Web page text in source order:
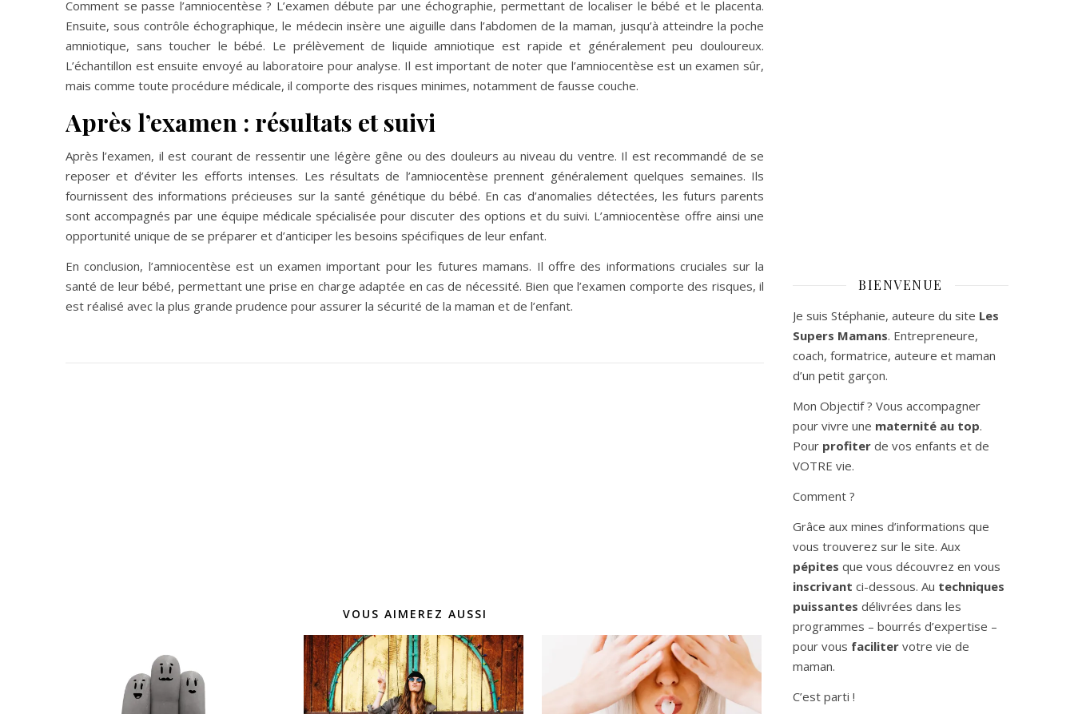
Comment se passe l’amniocentèse ? L’examen débute par une échographie, permettant de localiser le bébé et le placenta.
Ensuite, sous contrôle échographique, le médecin insère une aiguille dans l’abdomen de la maman, jusqu’à atteindre la poche
amniotique, sans toucher le bébé. Le prélèvement de liquide amniotique est rapide et généralement peu douloureux.
L’échantillon est ensuite envoyé au laboratoire pour analyse. Il est important de noter que l’amniocentèse est un examen sûr,
mais comme toute procédure médicale, il comporte des risques minimes, notamment de fausse couche.
Après l’examen : résultats et suivi
Après l’examen, il est courant de ressentir une légère gêne ou des douleurs au niveau du ventre. Il est recommandé de se
reposer et d’éviter les efforts intenses. Les résultats de l’amniocentèse prennent généralement quelques semaines. Ils
fournissent des informations précieuses sur la santé génétique du bébé. En cas d’anomalies détectées, les futurs parents
sont accompagnés par une équipe médicale spécialisée pour discuter des options et du suivi. L’amniocentèse offre ainsi une
opportunité unique de se préparer et d’anticiper les besoins spécifiques de leur enfant.
En conclusion, l’amniocentèse est un examen important pour les futures mamans. Il offre des informations cruciales sur la
santé de leur bébé, permettant une prise en charge adaptée en cas de nécessité. Bien que l’examen comporte des risques, il
est réalisé avec la plus grande prudence pour assurer la sécurité de la maman et de l’enfant.
VOUS AIMEREZ AUSSI
BIENVENUE
Je suis Stéphanie, auteure du site Les
Supers Mamans. Entrepreneure,
coach, formatrice, auteure et maman
d’un petit garçon.
Mon Objectif ? Vous accompagner
pour vivre une maternité au top.
Pour profiter de vos enfants et de
VOTRE vie.
Comment ?
Grâce aux mines d’informations que
vous trouverez sur le site. Aux
pépites que vous découvrez en vous
inscrivant ci-dessous. Au techniques
puissantes délivrées dans les
programmes – bourrés d’expertise –
pour vous faciliter votre vie de
maman.
C’est parti !